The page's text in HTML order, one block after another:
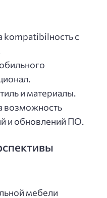
kompatibilность с
и материалы.
возможность
и обновлений ПО.
мебели